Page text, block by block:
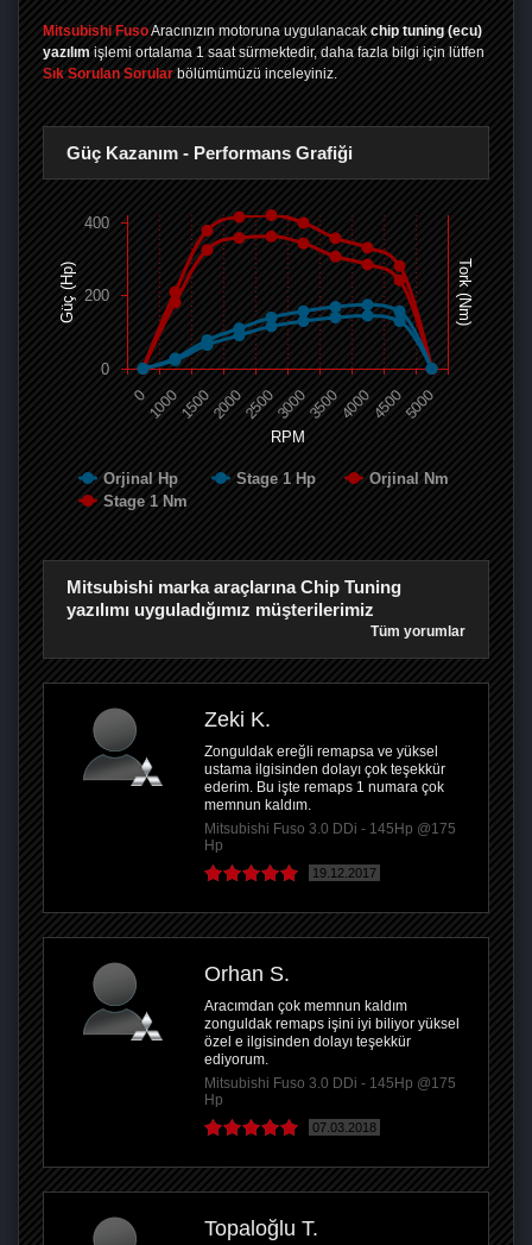
Mitsubishi FusoAracınızın motoruna uygulanacak chip tuning (ecu)
yazılım işlemi ortalama 1 saat sürmektedir, daha fazla bilgi için lütfen
Sık Sorulan Sorular bölümümüzü inceleyiniz.
Güç Kazanım - Performans Grafiği
RPM
Güç (Hp) Tork (Nm)
Orjinal Hp Stage 1 Hp
Orjinal Nm
Stage 1 Nm
0 100015002000250030003500400045005000
0
200
400
Mitsubishi marka araçlarına Chip Tuning
yazılımı uyguladığımız müşterilerimiz
Tüm yorumlar
Zeki K.
Zonguldak ereğli remapsa ve yüksel
ustama ilgisinden dolayı çok teşekkür
ederim. Bu işte remaps 1 numara çok
memnun kaldım.
Mitsubishi Fuso 3.0 DDi - 145Hp @175
Hp
19.12.2017
Orhan S.
Aracımdan çok memnun kaldım
zonguldak remaps işini iyi biliyor yüksel
özel e ilgisinden dolayı teşekkür
ediyorum.
Mitsubishi Fuso 3.0 DDi - 145Hp @175
Hp
07.03.2018
Topaloğlu T.